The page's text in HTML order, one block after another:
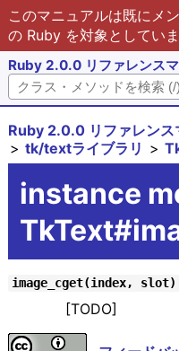
このマニュアルは既にメ
の Ruby を対象としてい
Ruby 2.0.0 リファレンス
Ruby 2.0.0 リファレンス
tk/textライブラリ
instance
image_cget(index, slot)
[TODO]